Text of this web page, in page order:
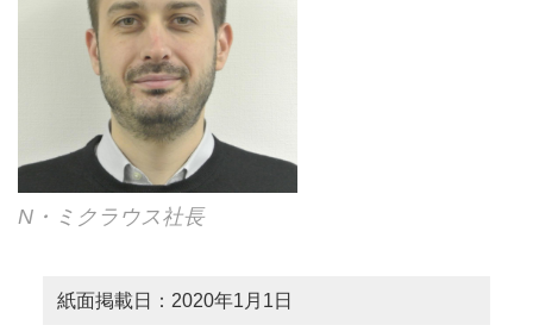
N・ミクラウス社長
紙面掲載日：2020年1月1日